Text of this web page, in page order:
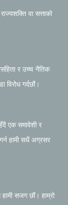
वा सत्ताको
र उच्च नैतिक
गर्दछौं।
एक समावेशी र
हामी सधैं अग्रसर
सजग छौं। हाम्रो